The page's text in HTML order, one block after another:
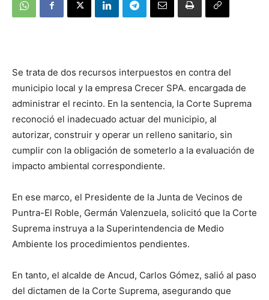
Se trata de dos recursos interpuestos en contra del
municipio local y la empresa Crecer SPA. encargada de
administrar el recinto. En la sentencia, la Corte Suprema
reconoció el inadecuado actuar del municipio, al
autorizar, construir y operar un relleno sanitario, sin
cumplir con la obligación de someterlo a la evaluación de
impacto ambiental correspondiente.
En ese marco, el Presidente de la Junta de Vecinos de
Puntra-El Roble, Germán Valenzuela, solicitó que la Corte
Suprema instruya a la Superintendencia de Medio
Ambiente los procedimientos pendientes.
En tanto, el alcalde de Ancud, Carlos Gómez, salió al paso
del dictamen de la Corte Suprema, asegurando que